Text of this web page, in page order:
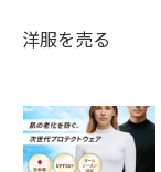
洋服を売る